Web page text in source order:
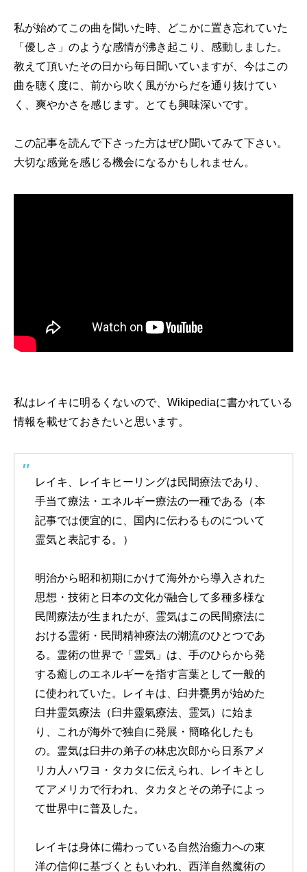
私が始めてこの曲を聞いた時、どこかに置き忘れていた
「優しさ」のような感情が沸き起こり、感動しました。
教えて頂いたその日から毎日聞いていますが、今はこの
曲を聴く度に、前から吹く風がからだを通り抜けてい
く、爽やかさを感じます。とても興味深いです。
この記事を読んで下さった方はぜひ聞いてみて下さい。
大切な感覚を感じる機会になるかもしれません。
私はレイキに明るくないので、Wikipediaに書かれている
情報を載せておきたいと思います。
レイキ、レイキヒーリングは民間療法であり、
手当て療法・エネルギー療法の一種である（本
記事では便宜的に、国内に伝わるものについて
霊気と表記する。）
明治から昭和初期にかけて海外から導入された
思想・技術と日本の文化が融合して多種多様な
民間療法が生まれたが、霊気はこの民間療法に
おける霊術・民間精神療法の潮流のひとつであ
る。霊術の世界で「霊気」は、手のひらから発
する癒しのエネルギーを指す言葉として一般的
に使われていた。レイキは、臼井甕男が始めた
臼井霊気療法（臼井靈氣療法、霊気）に始ま
り、これが海外で独自に発展・簡略化したも
の。霊気は臼井の弟子の林忠次郎から日系アメ
リカ人ハワヨ・タカタに伝えられ、レイキとし
てアメリカで行われ、タカタとその弟子によっ
て世界中に普及した。
レイキは身体に備わっている自然治癒力への東
洋の信仰に基づくともいわれ、西洋自然魔術の